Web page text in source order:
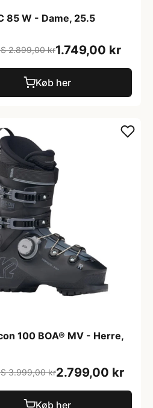
85 W - Dame, 25.5
2.899,00 kr1.749,00 kr
Køb her
100 BOA® MV - Herre,
3.999,00 kr2.799,00 kr
Køb her